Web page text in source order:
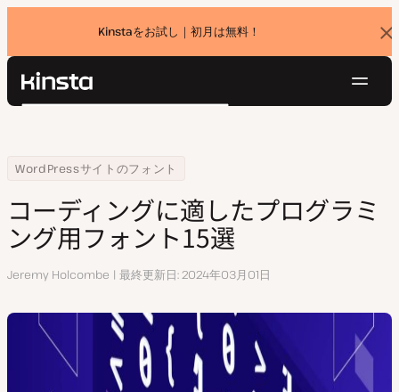
Kinstaをお試し｜初月は無料！
バ
ナ
Kinsta®
ョ
価格設定
お問い合わせ
検
Home
リソースセンター
WordPressサイトのフォント
コーディングに適したプログラミング用フォント15選
コーディングに適したプログラミ
ング用フォント15選
執
Jeremy Holcombe 最終更新日 2024年03月01日